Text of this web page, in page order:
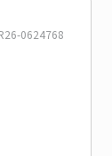
0624768